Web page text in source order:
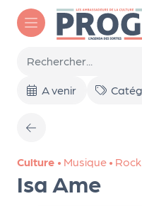
Aller au contenu principal
A venir
Culture • Musique • Rock
Isa Ame
ut
nd
a